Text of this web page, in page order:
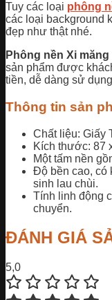
Tuy các loại phông
các loại background
đẹp như thật nhé.
Phông nền Xi
sản phẩm được
tiền, dễ dàng sử
Thông tin sản
Chất liệu: Giấy
Kích thước: 87
Một tấm nền
Độ bền cao, có
sinh lau chùi.
Tính linh động
chuyển.
ĐÁNH GIÁ
5,0